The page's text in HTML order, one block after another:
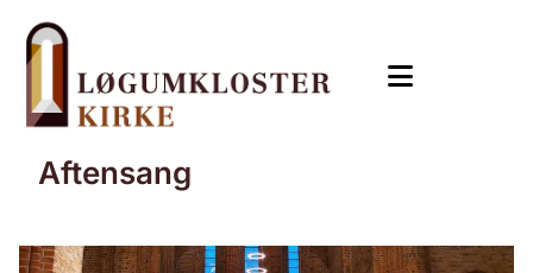
Aftensang